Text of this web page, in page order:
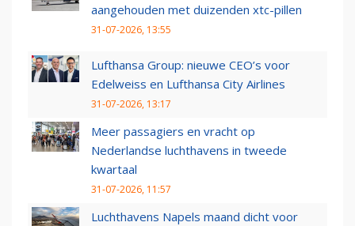
aangehouden met duizenden xtc-pillen
31-07-2026, 13:55
Lufthansa Group: nieuwe CEO’s voor
Edelweiss en Lufthansa City Airlines
31-07-2026, 13:17
Meer passagiers en vracht op
Nederlandse luchthavens in tweede
kwartaal
31-07-2026, 11:57
Luchthavens Napels maand dicht voor